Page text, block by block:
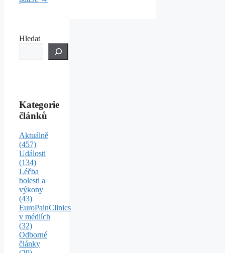
Hledat
Kategorie
článků
Aktuálně
(457)
Události
(134)
Léčba
bolesti a
výkony
(43)
EuroPainClinics
v médiích
(32)
Odborné
články